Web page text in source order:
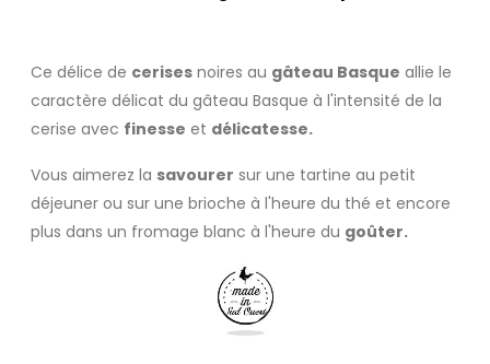
Ce délice de cerises noires au gâteau Basque allie le
caractère délicat du gâteau Basque à l'intensité de la
cerise avec finesse et délicatesse.
Vous aimerez la savourer sur une tartine au petit
déjeuner ou sur une brioche à l'heure du thé et encore
plus dans un fromage blanc à l'heure du goûter.